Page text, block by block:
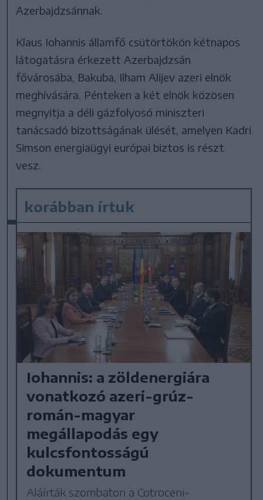
Azerbajdzsánnak.
Klaus Iohannis államfő csütörtökön kétnapos
látogatásra érkezett Azerbajdzsán
fővárosába, Bakuba, Ilham Alijev azeri elnök
meghívására. Pénteken a két elnök közösen
megnyitja a déli gázfolyosó miniszteri
tanácsadó bizottságának ülését, amelyen Kadri
Simson energiaügyi európai biztos is részt
vesz.
korábban írtuk
Iohannis: a zöldenergiára
vonatkozó azeri-grúz-
román-magyar
megállapodás egy
kulcsfontosságú
dokumentum
Aláírták szombaton a Cotroceni-